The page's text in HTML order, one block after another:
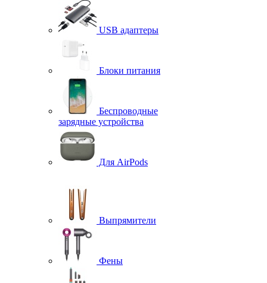
USB адаптеры
Блоки питания
Беспроводные
зарядные устройства
Для AirPods
Выпрямители
Фены